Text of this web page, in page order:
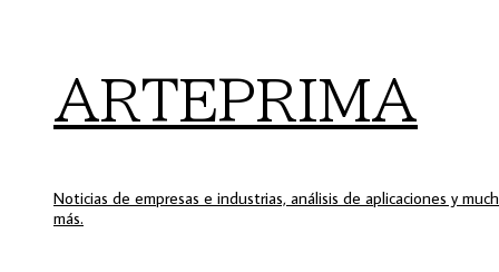
ARTEPRIMA
Noticias de empresas e industrias, análisis de aplicaciones y
más.